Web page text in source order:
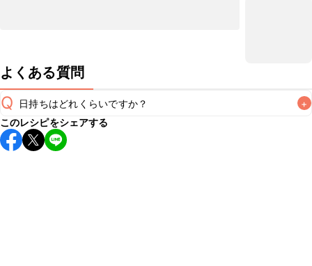
よくある質問
Q 日持ちはどれくらいですか？ +
保存期間は冷蔵で翌日中が目安です。なるべくお早めにお召
し上がりください。
このレシピをシェアする